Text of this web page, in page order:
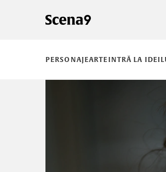
PERSONAJEARTEINTRĂ LA IDEI